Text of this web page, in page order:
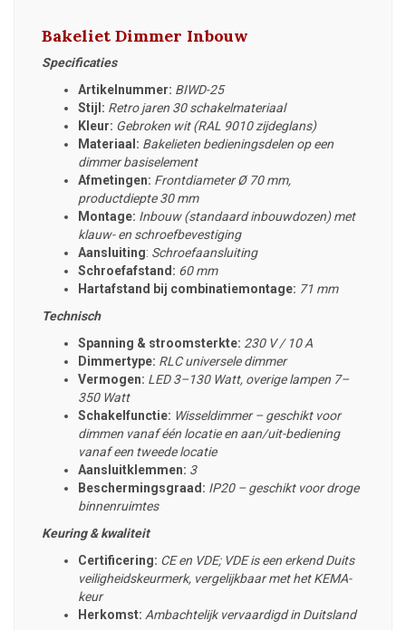
Bakeliet Dimmer Inbouw
Specificaties
Artikelnummer: BIWD-25
Stijl: Retro jaren 30 schakelmateriaal
Kleur: Gebroken wit (RAL 9010 zijdeglans)
Materiaal: Bakelieten bedieningsdelen op een
dimmer basiselement
Afmetingen: Frontdiameter Ø 70 mm,
productdiepte 30 mm
Montage: Inbouw (standaard inbouwdozen) met
klauw- en schroefbevestiging
Aansluiting: Schroefaansluiting
Schroefafstand: 60 mm
Hartafstand bij combinatiemontage: 71 mm
Technisch
Spanning & stroomsterkte: 230 V / 10 A
Dimmertype: RLC universele dimmer
Vermogen: LED 3–130 Watt, overige lampen 7–
350 Watt
Schakelfunctie: Wisseldimmer – geschikt voor
dimmen vanaf één locatie en aan/uit-bediening
vanaf een tweede locatie
Aansluitklemmen: 3
Beschermingsgraad: IP20 – geschikt voor droge
binnenruimtes
Keuring & kwaliteit
Certificering: CE en VDE; VDE is een erkend Duits
veiligheidskeurmerk, vergelijkbaar met het KEMA-
keur
Herkomst: Ambachtelijk vervaardigd in Duitsland